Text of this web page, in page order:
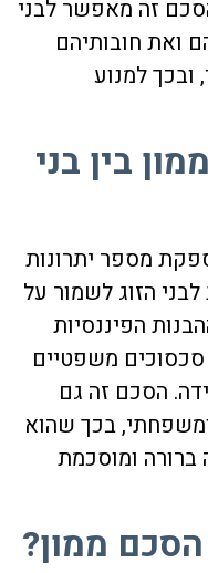
זה מאפשר לבני
ואת חובותיהם
למנוע
בין בני
מספר יתרונות
הזוג לשמור על
הפיננסיות
סכסוכים משפטיים
הסכם זה גם
ומשפחתי, בכך שהוא
ומוסכמת
ממון?